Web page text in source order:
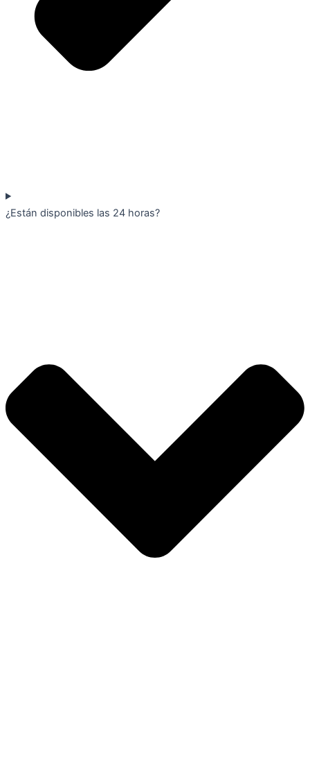
¿Están disponibles las 24 horas?